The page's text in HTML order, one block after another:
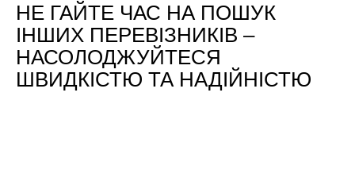
НЕ ГАЙТЕ ЧАС НА ПОШУК
ІНШИХ ПЕРЕВІЗНИКІВ –
НАСОЛОДЖУЙТЕСЯ
ШВИДКІСТЮ ТА НАДІЙНІСТЮ